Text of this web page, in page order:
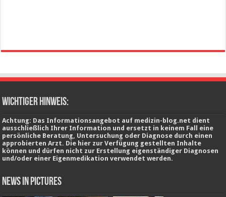
wichtiger Hinweis:
Achtung: Das Informationsangebot auf medizin-blog.net dient
ausschließlich Ihrer Information und ersetzt in keinem Fall eine
persönliche Beratung, Untersuchung oder Diagnose durch einen
approbierten Arzt. Die hier zur Verfügung gestellten Inhalte
können und dürfen nicht zur Erstellung eigenständiger Diagnosen
und/oder einer Eigenmedikation verwendet werden.
News in Pictures